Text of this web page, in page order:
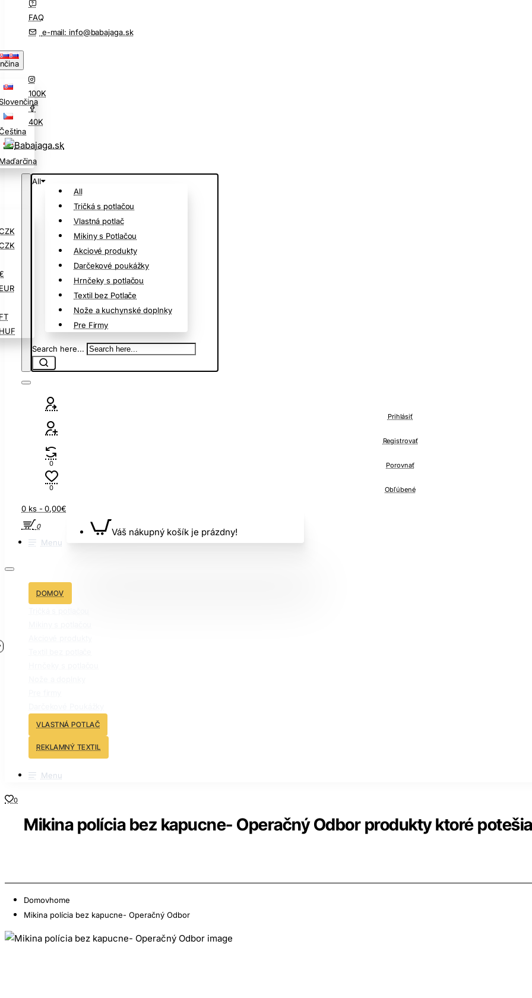
FAQ
e-mail: info@babajaga.sk
100K
40K
All
All
Tričká s potlačou
Vlastná potlač
Mikiny s Potlačou
Akciové produkty
Darčekové poukážky
Hrnčeky s potlačou
Textil bez Potlače
Nože a kuchynské doplnky
Pre Firmy
Search here...
Prihlásiť
Registrovať
Porovnať
0
Obľúbené
0
0 ks - 0,00€
0 Váš nákupný košík je prázdny!
Menu
DOMOV
VLASTNÁ POTLAČ
REKLAMNÝ TEXTIL
Menu
0
Mikina polícia bez kapucne- Operačný Odbor produkty ktoré
Domovhome
Mikina polícia bez kapucne- Operačný Odbor